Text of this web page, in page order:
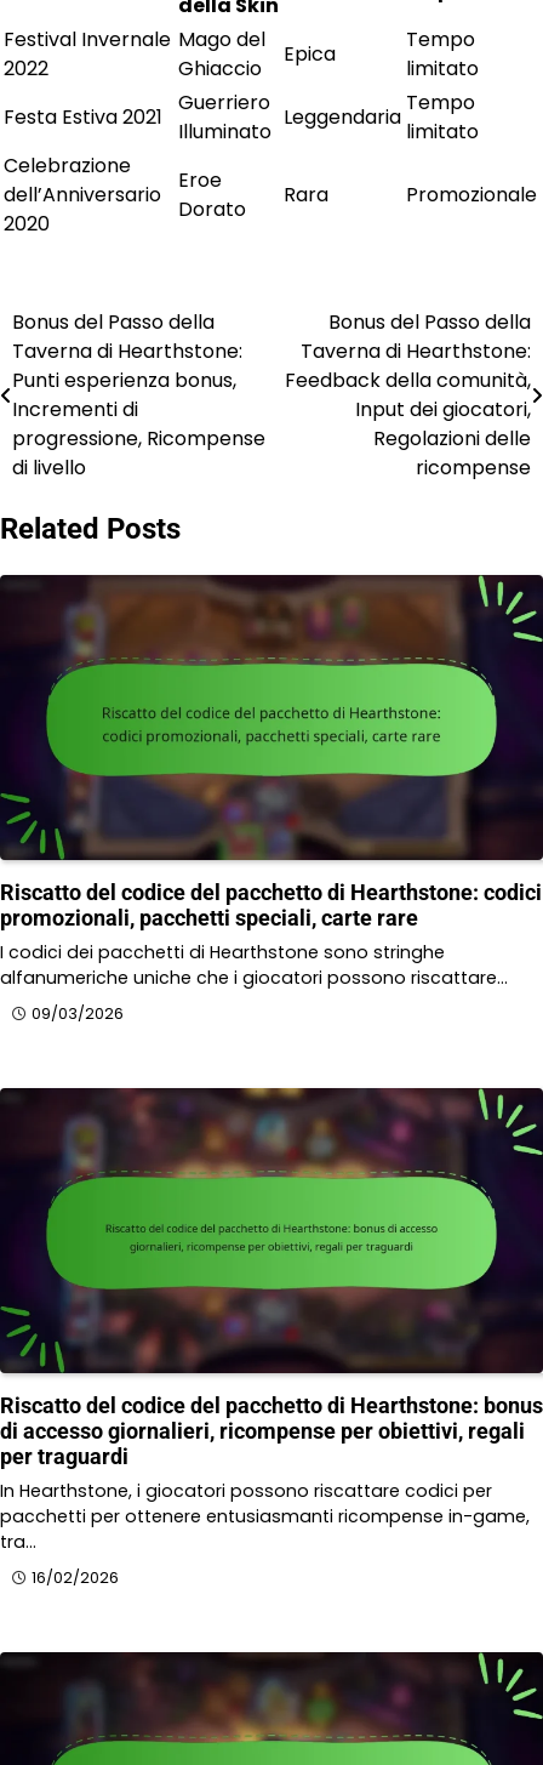
della Skin
Festival Invernale
2022
Mago del
Ghiaccio
Epica
Tempo
limitato
Festa Estiva 2021
Guerriero
Illuminato
Leggendaria
Tempo
limitato
Celebrazione
dell’Anniversario
2020
Eroe
Dorato
Rara Promozionale
Post
navigation
Bonus del Passo della
Taverna di Hearthstone:
Punti esperienza bonus,
Incrementi di
progressione, Ricompense
di livello
Bonus del Passo della
Taverna di Hearthstone:
Feedback della comunità,
Input dei giocatori,
Regolazioni delle
ricompense
Related Posts
Riscatto del codice del pacchetto di Hearthstone: codici
promozionali, pacchetti speciali, carte rare
I codici dei pacchetti di Hearthstone sono stringhe
alfanumeriche uniche che i giocatori possono riscattare…
09/03/2026
Riscatto del codice del pacchetto di Hearthstone: bonus
di accesso giornalieri, ricompense per obiettivi, regali
per traguardi
In Hearthstone, i giocatori possono riscattare codici per
pacchetti per ottenere entusiasmanti ricompense in-game,
tra…
16/02/2026